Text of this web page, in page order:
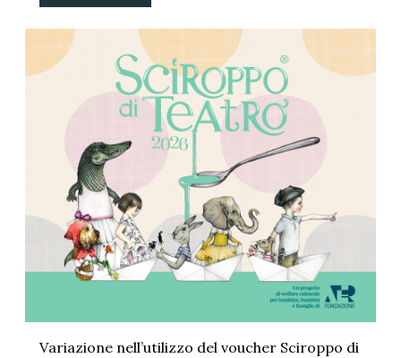
Variazione nell’utilizzo del voucher Sciroppo di